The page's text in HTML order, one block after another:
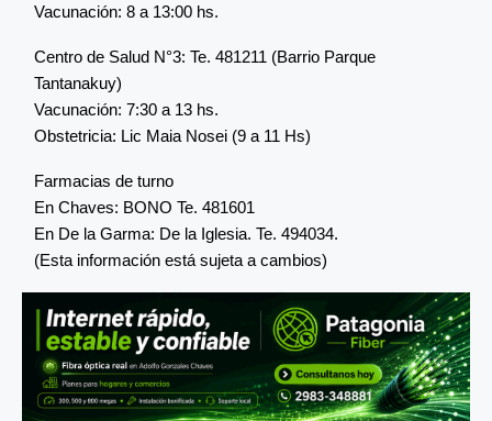
Vacunación: 8 a 13:00 hs.
Centro de Salud N°3: Te. 481211 (Barrio Parque
Tantanakuy)
Vacunación: 7:30 a 13 hs.
Obstetricia: Lic Maia Nosei (9 a 11 Hs)
Farmacias de turno
En Chaves: BONO Te. 481601
En De la Garma: De la Iglesia. Te. 494034.
(Esta información está sujeta a cambios)